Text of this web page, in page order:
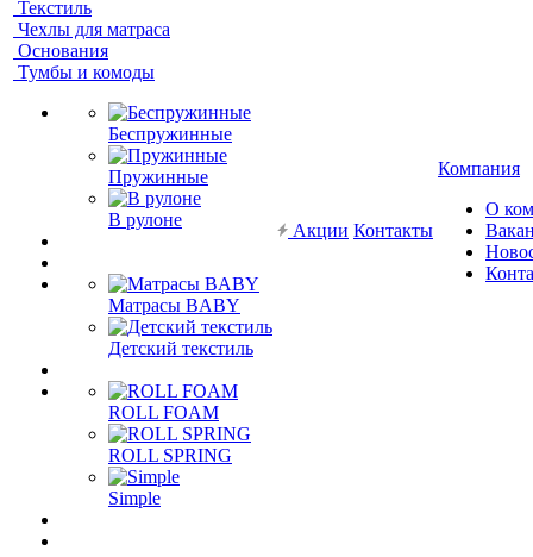
Текстиль
Чехлы для матраса
Основания
Тумбы и комоды
Беспружинные
Пружинные
В рулоне
Матрасы BABY
Детский текстиль
ROLL FOAM
ROLL SPRING
Simple
Акции Контакты
Компания
О